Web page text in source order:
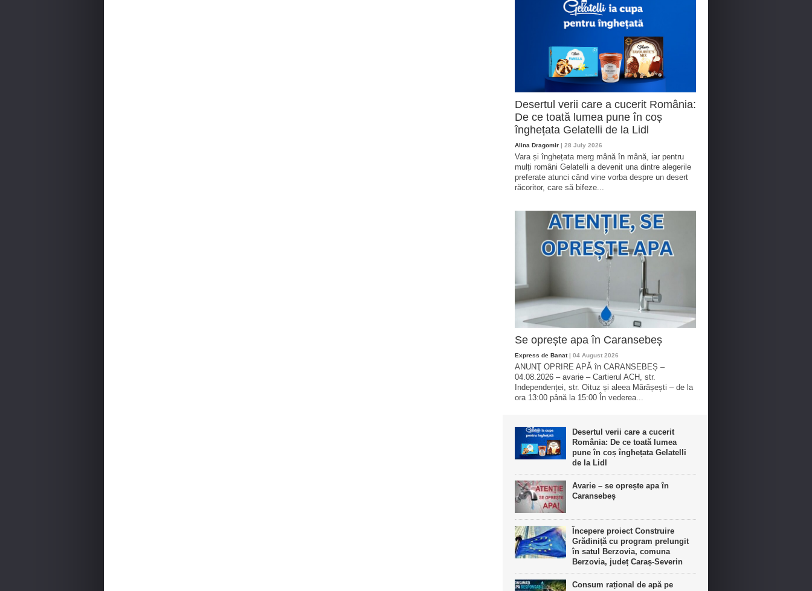
Desertul verii care a cucerit România:
De ce toată lumea pune în coș
înghețata Gelatelli de la Lidl
Alina Dragomir | 28 July 2026
Vara și înghețata merg mână în mână, iar pentru
mulți români Gelatelli a devenit una dintre alegerile
preferate atunci când vine vorba despre un desert
răcoritor, care să bifeze...
Se oprește apa în Caransebeș
Express de Banat| 04 August 2026
ANUNŢ OPRIRE APĂ în CARANSEBEȘ –
04.08.2026 – avarie – Cartierul ACH, str.
Independenței, str. Oituz și aleea Mărășești – de la
ora 13:00 până la 15:00 În vederea...
Desertul verii care a cucerit
România: De ce toată lumea
pune în coș înghețata Gelatelli
de la Lidl
Avarie – se oprește apa în
Caransebeș
Începere proiect Construire
Grădiniță cu program prelungit
în satul Berzovia, comuna
Berzovia, județ Caraș-Severin
Consum rațional de apă pe